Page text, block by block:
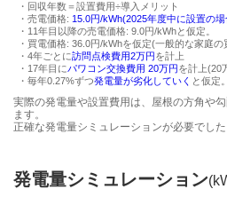
・回収年数＝設置費用÷導入メリット
・売電価格: 15.0円/kWh(2025年度中に設置の場
・11年目以降の売電価格: 9.0円/kWhと仮定。
・買電価格: 36.0円/kWhを仮定(一般的な家庭の
・4年ごとに訪問点検費用2万円を計上
・17年目にパワコン交換費用 20万円を計上(20
・毎年0.27%ずつ発電量が劣化していく と仮定。
実際の発電量や設置費用は、屋根の方角や
ます。
正確な発電量シミュレーションが必要でした
発電量シミュレーション